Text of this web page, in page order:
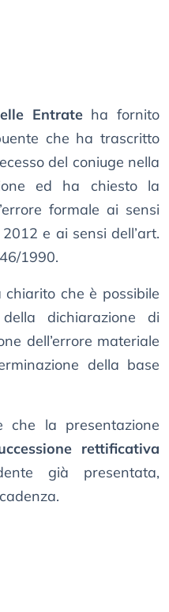
Entrateha fornito
che ha trascritto
del coniuge nella
ed ha chiesto la
formale ai sensi
e ai sensi dell’art.
1990.
chiarito che è possibile
della dichiarazione di
dell’errore materiale
della base
che la presentazione
rettificativa
già presentata,